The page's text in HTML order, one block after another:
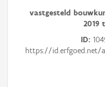
Waarneming
Gebeurtenis
vastgesteld
2019
ID
https://id.erfgoed.net/